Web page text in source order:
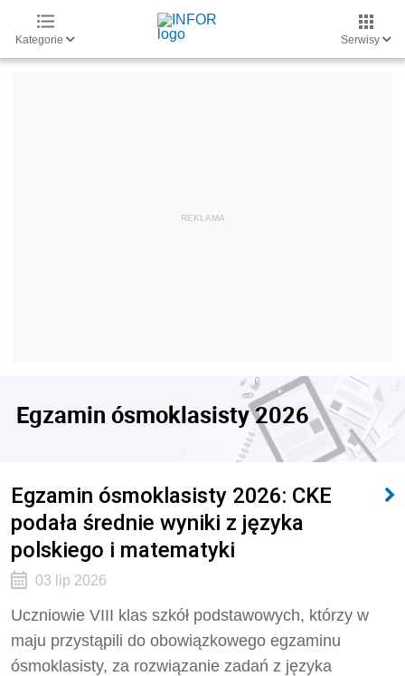
Kategorie Serwisy
Egzamin ósmoklasisty 2026
Egzamin ósmoklasisty 2026: CKE
podała średnie wyniki z języka
polskiego i matematyki
03 lip 2026
Uczniowie VIII klas szkół podstawowych, którzy w
maju przystąpili do obowiązkowego egzaminu
ósmoklasisty, za rozwiązanie zadań z języka